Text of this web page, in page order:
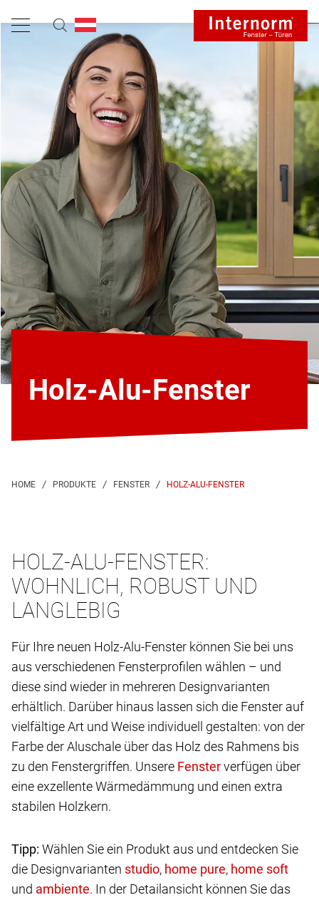
Holz-Alu-Fenster
HOLZ-ALU-FENSTER
HOLZ-ALU-FENSTER:
WOHNLICH, ROBUST UND
LANGLEBIG
Für Ihre neuen Holz-Alu-Fenster können Sie bei uns
aus verschiedenen Fensterprofilen wählen – und
diese sind wieder in mehreren Designvarianten
erhältlich. Darüber hinaus lassen sich die Fenster auf
vielfältige Art und Weise individuell gestalten: von der
Farbe der Aluschale über das Holz des Rahmens bis
zu den Fenstergriffen. Unsere
verfügen über
eine exzellente Wärmedämmung und einen extra
stabilen Holzkern.
Tipp: Wählen Sie ein Produkt aus und entdecken Sie
die Designvarianten
,
,
und
. In der Detailansicht können Sie das